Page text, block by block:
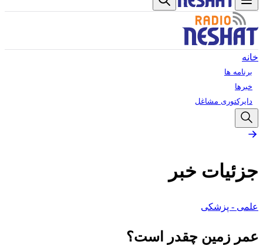
خانه
برنامه ها
خبرها
دایرکتوری مشاغل
جزئیات خبر
علمی - پزشکی
عمر زمین چقدر است؟